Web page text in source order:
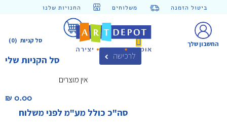
ביטול הזמנה משלוחים החנויות שלנו
(0) סל קניות
סל הקניות שלי לרכישה
אין מוצרים
0.00 ₪‎
סה"כ כולל מע"מ לפני משלוח
החשבון שלך